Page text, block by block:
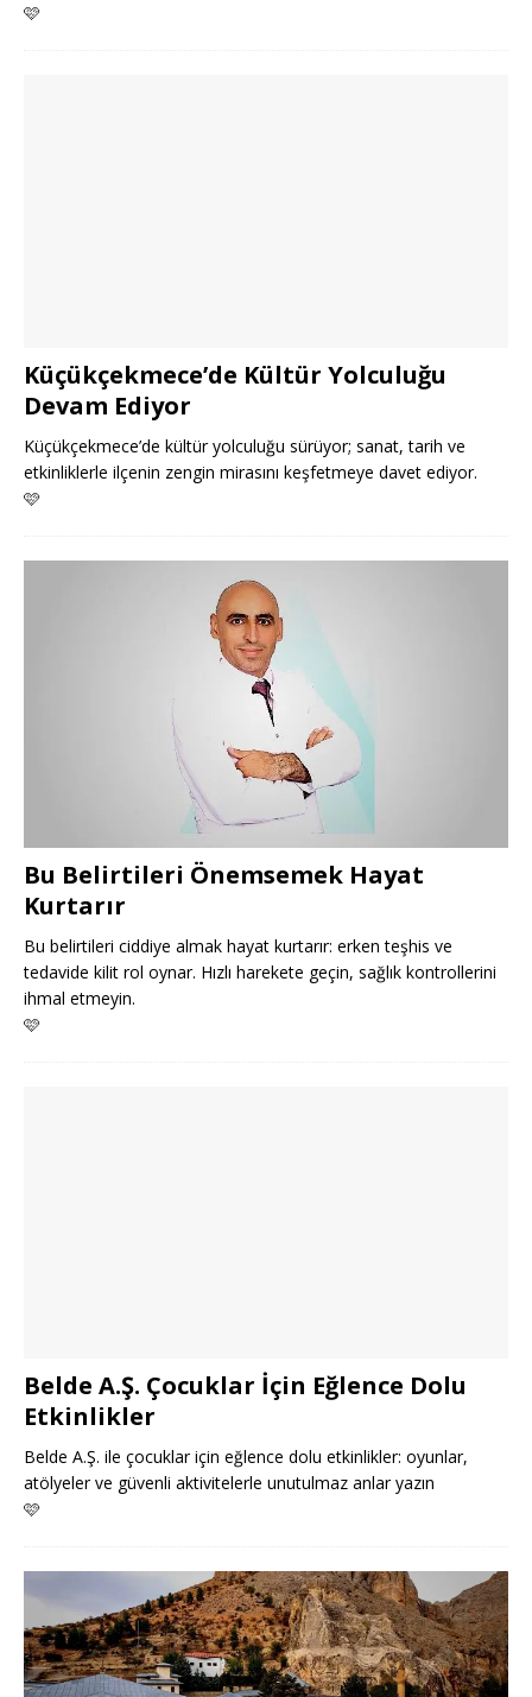
🩷
Küçükçekmece’de Kültür Yolculuğu
Devam Ediyor
Küçükçekmece’de kültür yolculuğu sürüyor; sanat, tarih ve
etkinliklerle ilçenin zengin mirasını keşfetmeye davet ediyor.
🩷
Bu Belirtileri Önemsemek Hayat
Kurtarır
Bu belirtileri ciddiye almak hayat kurtarır: erken teşhis ve
tedavide kilit rol oynar. Hızlı harekete geçin, sağlık kontrollerini
ihmal etmeyin.
🩷
Belde A.Ş. Çocuklar İçin Eğlence Dolu
Etkinlikler
Belde A.Ş. ile çocuklar için eğlence dolu etkinlikler: oyunlar,
atölyeler ve güvenli aktivitelerle unutulmaz anlar yazın
🩷